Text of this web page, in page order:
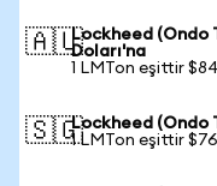
🇦🇺Lockheed (Ondo
Doları'na
1 LMTon eşittir
🇸🇬Lockheed (Ondo
1 LMTon eşittir